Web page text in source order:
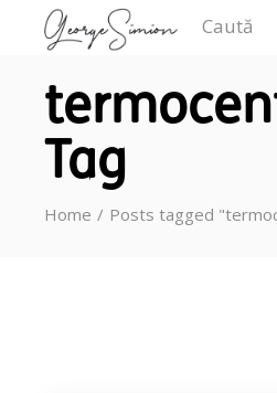
Tag
Home Posts tagged